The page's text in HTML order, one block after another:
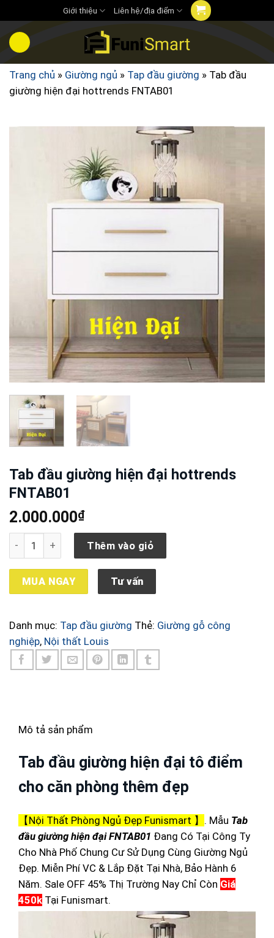
đến
nội
dung
Giới thiệu Liên hệ/địa điểm
Trang chủ » Giường ngủ » Tap đầu giường » Tab đầu
giường hiện đại hottrends FNTAB01
Tab đầu giường hiện đại hottrends
FNTAB01
2.000.000₫
Tab đầu giường hiện đại hottrends FNTAB01 số lượng
Thêm vào giỏ
MUA NGAY Tư vấn
Danh mục: Tap đầu giường Thẻ: Giường gỗ công
nghiệp, Nội thất Louis
Mô tả sản phẩm
Tab đầu giường hiện đại tô điểm
cho căn phòng thêm đẹp
【Nội Thất Phòng Ngủ Đẹp Funismart 】 . Mẫu Tab
đầu giường hiện đại FNTAB01 Đang Có Tại Công Ty
Cho Nhà Phố Chung Cư Sử Dụng Cùng Giường Ngủ
Đẹp. Miễn Phí VC & Lắp Đặt Tại Nhà, Bảo Hành 6
Năm. Sale OFF 45% Thị Trường Nay Chỉ Còn Giá
450k Tại Funismart.